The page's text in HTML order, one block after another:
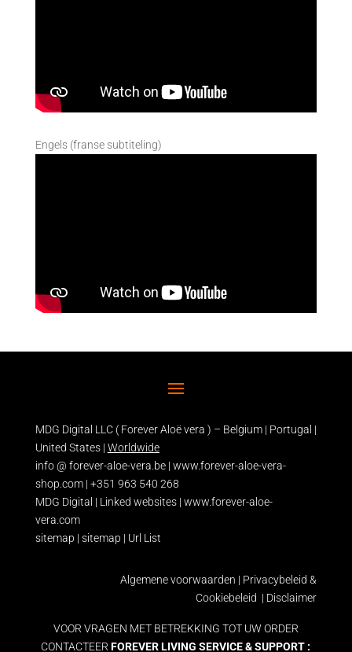
Engels (franse subtiteling)
MDG Digital LLC ( Forever Aloë vera ) – Belgium | Portugal |
United States | Worldwide
info @ forever-aloe-vera.be | www.forever-aloe-vera-
shop.com| +351 963 540 268
MDG Digital | Linked websites| www.forever-aloe-
vera.com
sitemap | sitemap | Url List
Algemene voorwaarden | Privacybeleid &
Cookiebeleid | Disclaimer
VOOR VRAGEN MET BETREKKING TOT UW ORDER
CONTACTEERFOREVER LIVING SERVICE & SUPPORT :